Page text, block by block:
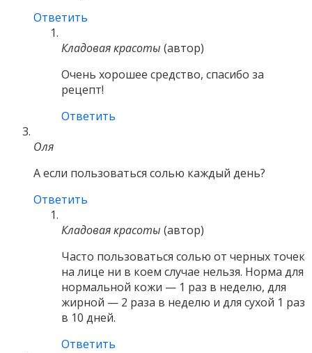
Ответить
Кладовая красоты (автор)
Очень хорошее средство, спасибо за
рецепт!
Ответить
Оля
А если пользоваться солью каждый день?
Ответить
Кладовая красоты (автор)
Часто пользоваться солью от черных точек
на лице ни в коем случае нельзя. Норма для
нормальной кожи — 1 раз в неделю, для
жирной — 2 раза в неделю и для сухой 1 раз
в 10 дней.
Ответить